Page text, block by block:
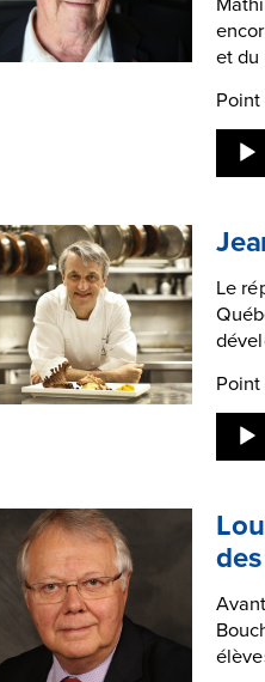
et du
Audio
Player
Le
Audio
Player